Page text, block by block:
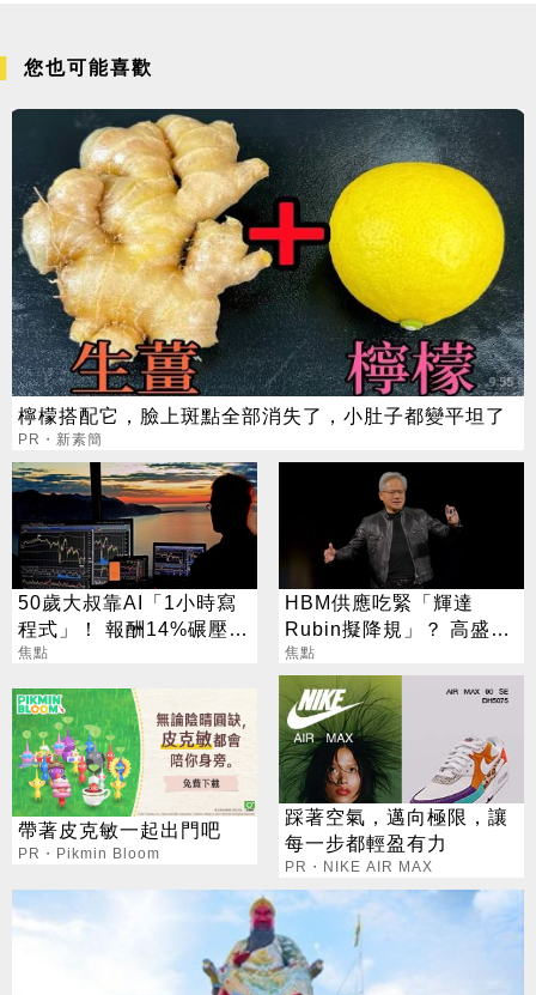
您也可能喜歡
檸檬搭配它，臉上斑點全部消失了，小肚子都變平坦了
PR・新素簡
50歲大叔靠AI「1小時寫
程式」！ 報酬14%碾壓標
普 直接辭職去炒股
焦點
HBM供應吃緊「輝達
Rubin擬降規」？ 高盛反
讚記憶體：牛市才開始
焦點
帶著皮克敏一起出門吧
PR・Pikmin Bloom
踩著空氣，邁向極限，讓
每一步都輕盈有力
PR・NIKE AIR MAX